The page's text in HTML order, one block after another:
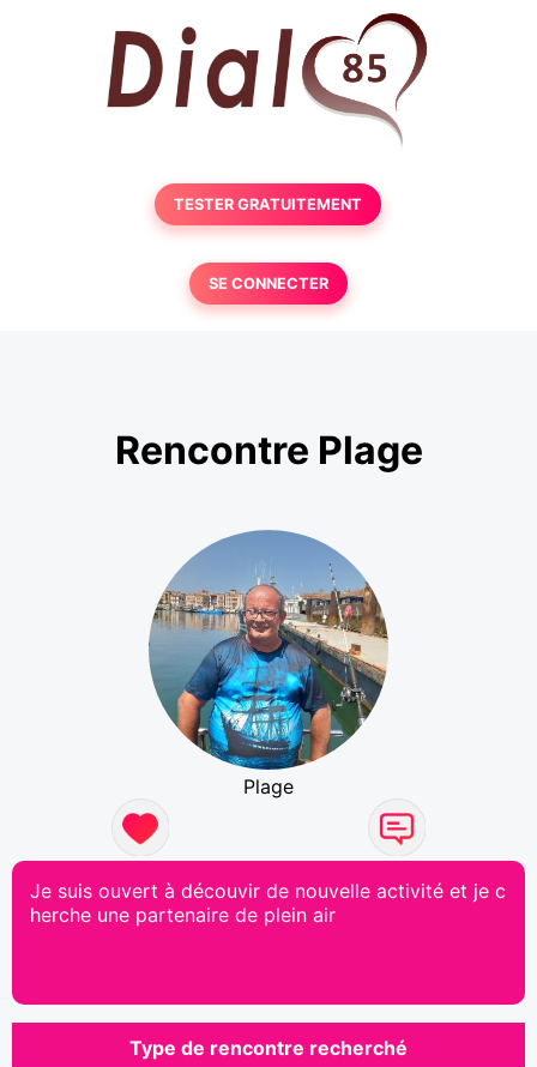
TESTER GRATUITEMENT
SE CONNECTER
Rencontre Plage
Plage
Je suis ouvert à découvir de nouvelle activité et je c
herche une partenaire de plein air
Type de rencontre recherché